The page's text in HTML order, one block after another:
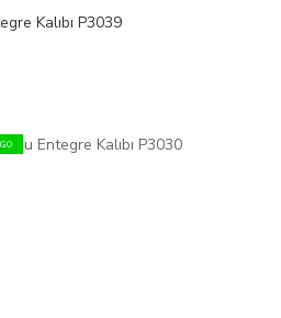
Kalıbı P3039